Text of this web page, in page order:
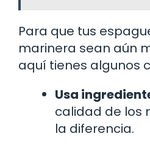
Para que tus
marinera sean aún
aquí tienes algunos
Usa
calidad de los
la diferencia.